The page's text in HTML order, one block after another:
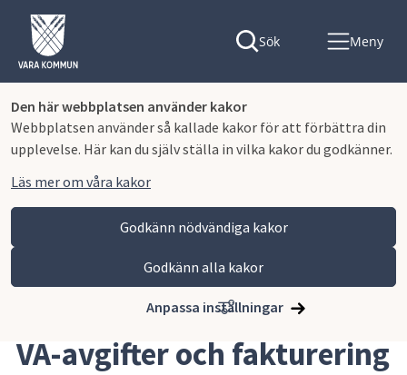
Den här webbplatsen använder kakor
Webbplatsen använder så kallade kakor för att förbättra din
upplevelse. Här kan du själv ställa in vilka kakor du godkänner.
Läs mer om våra kakor
Godkänn nödvändiga kakor
Godkänn alla kakor
Anpassa inställningar
Sök Meny
Vara kommun
Bygga, miljö och infrastruktur
VA-avgifter och fakturering
VA-avgifter och fakturering